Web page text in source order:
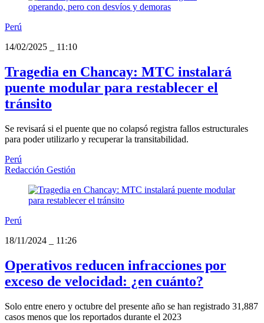
Perú
14/02/2025
11:10
Tragedia en Chancay: MTC instalará
puente modular para restablecer el
tránsito
Se revisará si el puente que no colapsó registra fallos estructurales
para poder utilizarlo y recuperar la transitabilidad.
Perú
Redacción Gestión
Perú
18/11/2024
11:26
Operativos reducen infracciones por
exceso de velocidad: ¿en cuánto?
Solo entre enero y octubre del presente año se han registrado 31,887
casos menos que los reportados durante el 2023